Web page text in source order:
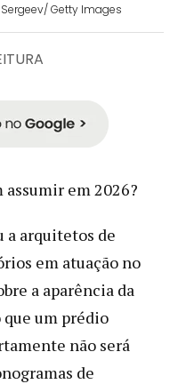
Getty Images
assumir em 2026?
a arquitetos de
em atuação no
a aparência da
um prédio
não será
de